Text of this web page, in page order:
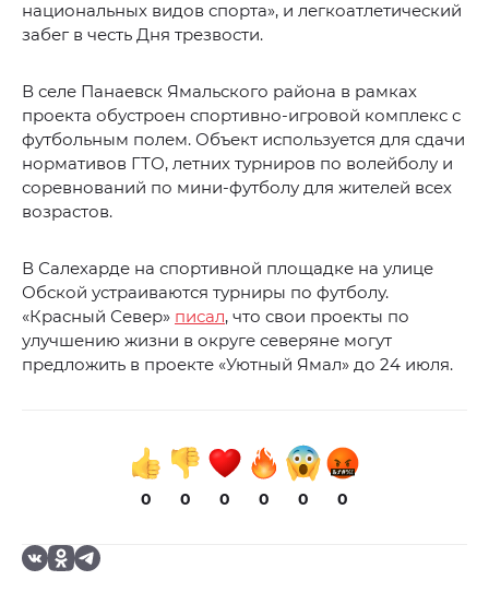
национальных видов спорта», и легкоатлетический
забег в честь Дня трезвости.
В селе Панаевск Ямальского района в рамках
проекта обустроен спортивно-игровой комплекс с
футбольным полем. Объект используется для сдачи
нормативов ГТО, летних турниров по волейболу и
соревнований по мини-футболу для жителей всех
возрастов.
В Салехарде на спортивной площадке на улице
Обской устраиваются турниры по футболу.
«Красный Север» писал, что свои проекты по
улучшению жизни в округе северяне могут
предложить в проекте «Уютный Ямал» до 24 июля.
0 0 0 0 0 0